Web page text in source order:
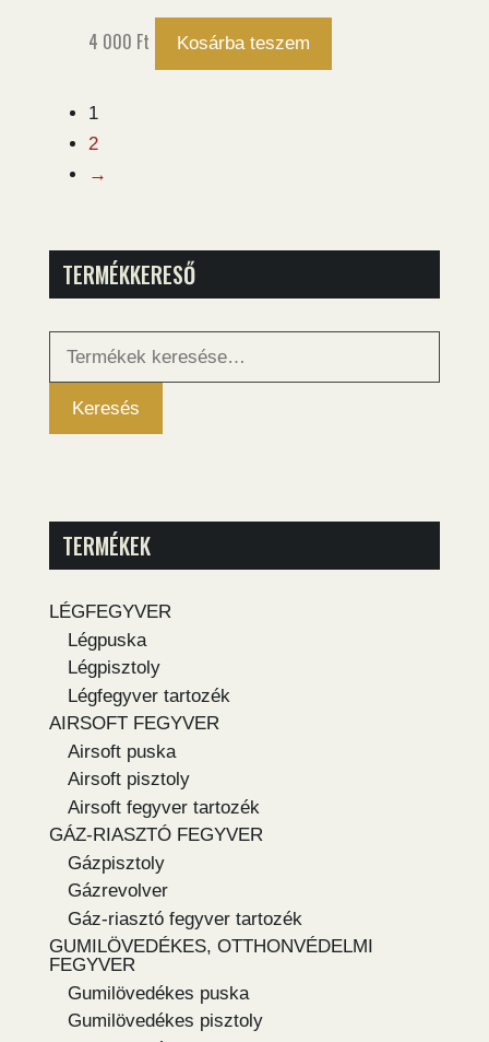
4 000 Ft Kosárba teszem
1
2
→
TERMÉKKERESŐ
következőre:
Keresés
TERMÉKEK
LÉGFEGYVER
Légpuska
Légpisztoly
Légfegyver tartozék
AIRSOFT FEGYVER
Airsoft puska
Airsoft pisztoly
Airsoft fegyver tartozék
GÁZ-RIASZTÓ FEGYVER
Gázpisztoly
Gázrevolver
Gáz-riasztó fegyver tartozék
GUMILÖVEDÉKES, OTTHONVÉDELMI
FEGYVER
Gumilövedékes puska
Gumilövedékes pisztoly